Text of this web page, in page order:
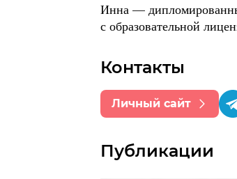
Инна —
с образовательной
Контакты
Личный сайт
Публикации